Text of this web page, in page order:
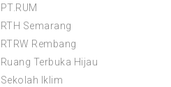
PT.RUM
RTH Semarang
RTRW Rembang
Ruang Terbuka Hijau
Sekolah Iklim